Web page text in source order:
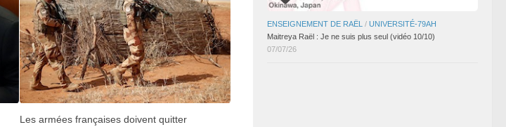
Les armées françaises doivent quitter
ENSEIGNEMENT DE RAËL / UNIVERSITÉ-79AH
Maitreya Raël : Je ne suis plus seul (vidéo 10/10)
07/07/26